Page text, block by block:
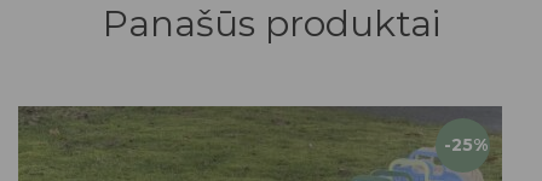
Panašūs produktai
-25%